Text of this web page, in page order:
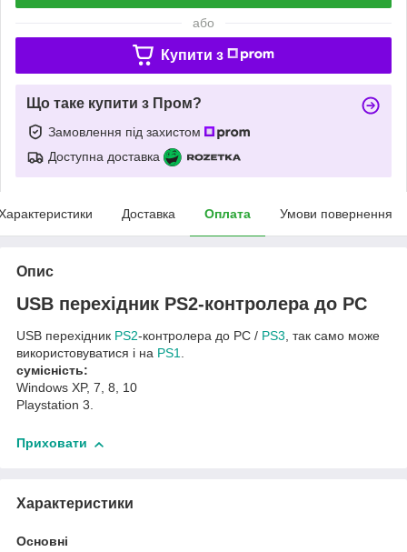
або
Купити з
Що таке купити з Пром?
Замовлення під захистом
Доступна доставка
Доставка Оплата Умови повернення
Опис
USB перехідник PS2-контролера до PC
USB перехідник PS2-контролера до PC / PS3, так само може
використовуватися і на PS1.
сумісність:
Windows XP, 7, 8, 10
Playstation 3.
Приховати
Характеристики
Основні